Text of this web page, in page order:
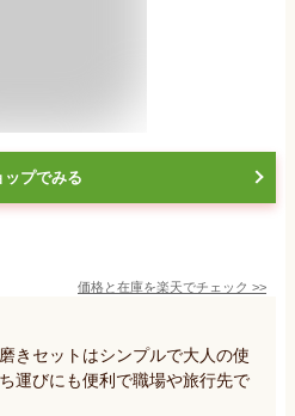
ップでみる
価格と在庫を楽天でチェック >>
きセットはシンプルで大人の使
運びにも便利で職場や旅行先で